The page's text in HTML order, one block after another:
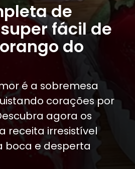
de
fácil de
do
é a sobremesa
corações por
agora os
receita irresistível
boca e desperta